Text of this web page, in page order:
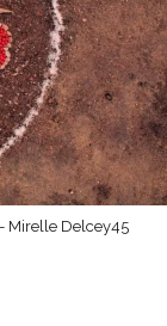
Mirelle Delcey45